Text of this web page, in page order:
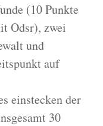
(10 Punkte
Odsr), zwei
und
auf
einstecken der
30